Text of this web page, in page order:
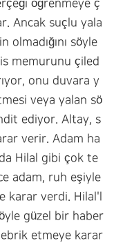
öğrenmeye ç
Ancak suçlu yala
söyle
memurunu çiled
onu duvara y
veya yalan sö
ediyor. Altay, s
verir. Adam ha
da Hilal gibi çok te
adam, ruh eşiyle
karar verdi. Hilal'l
güzel bir haber
etmeye karar